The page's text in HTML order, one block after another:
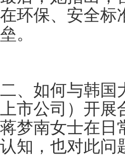
在环保、安全标
垒。
二、如何与韩国
上市公司）开展
蒋梦南女士在日
认知，也对此问